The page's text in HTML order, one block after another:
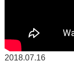
2018.07.16